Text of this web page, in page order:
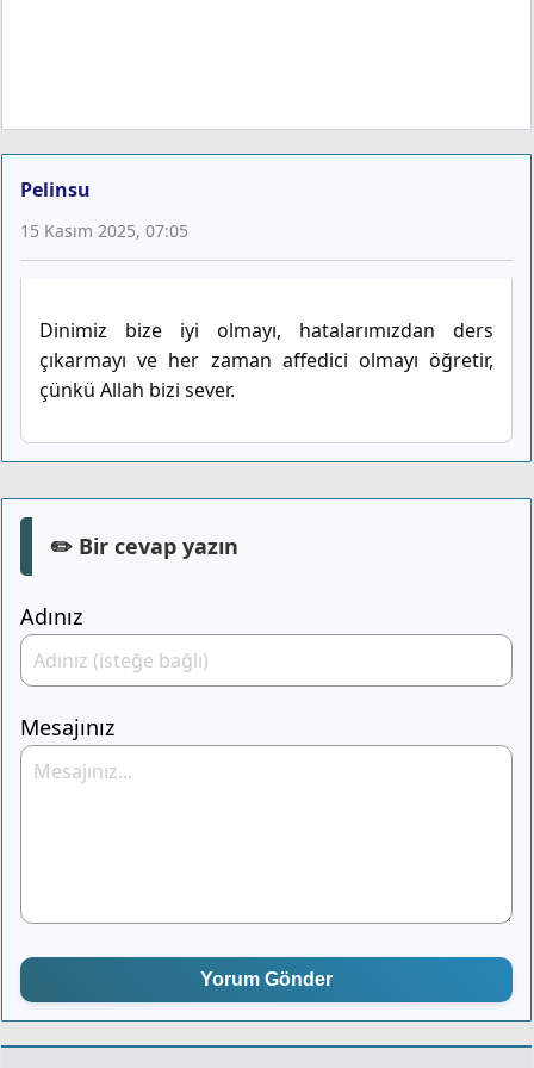
Pelinsu
15 Kasım 2025, 07:05
Dinimiz bize iyi olmayı, hatalarımızdan ders
çıkarmayı ve her zaman affedici olmayı öğretir,
çünkü Allah bizi sever.
✏️ Bir cevap yazın
Adınız
Mesajınız
Yorum Gönder